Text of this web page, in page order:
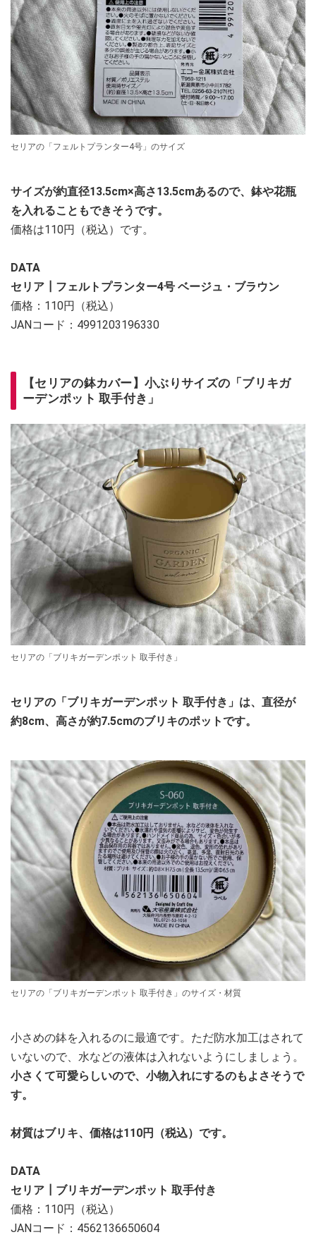
セリアの「フェルトプランター4号」のサイズ
サイズが約直径13.5cm×高さ13.5cmあるので、鉢や花瓶
を入れることもできそうです。
価格は110円（税込）です。
DATA
セリア┃フェルトプランター4号 ベージュ・ブラウン
価格：110円（税込）
JANコード：4991203196330
【セリアの鉢カバー】小ぶりサイズの「ブリキガ
ーデンポット 取手付き」
セリアの「ブリキガーデンポット 取手付き」
セリアの「ブリキガーデンポット 取手付き」は、直径が
約8cm、高さが約7.5cmのブリキのポットです。
セリアの「ブリキガーデンポット 取手付き」のサイズ・材質
小さめの鉢を入れるのに最適です。ただ防水加工はされて
いないので、水などの液体は入れないようにしましょう。
小さくて可愛らしいので、小物入れにするのもよさそうで
す。
材質はブリキ、価格は110円（税込）です。
DATA
セリア┃ブリキガーデンポット 取手付き
価格：110円（税込）
JANコード：4562136650604